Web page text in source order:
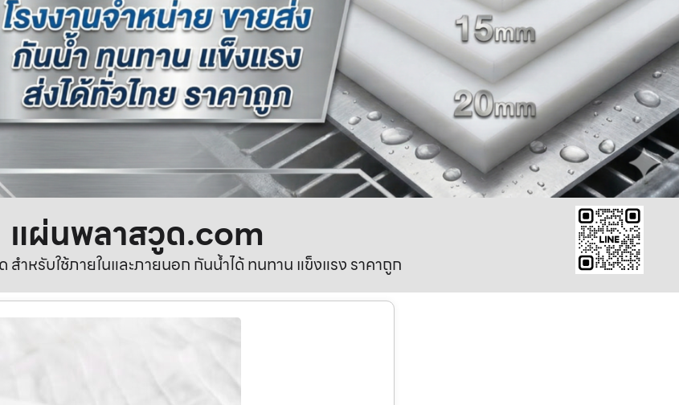
แผ่นพลาสวูด.com
ำหรับใช้ภายในและภายนอก กันน้ำได้ ทนทาน แข็งแรง ราคาถูก